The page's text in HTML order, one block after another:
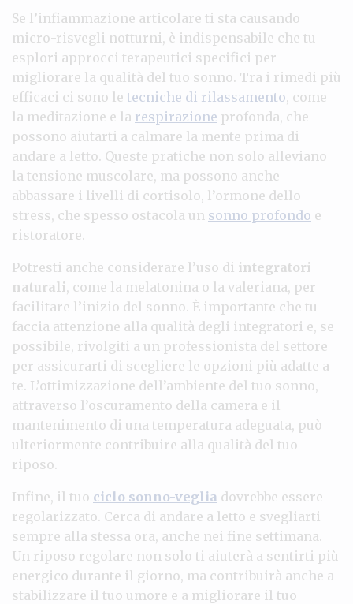
Se l’infiammazione articolare ti sta causando
micro-risvegli notturni, è indispensabile che tu
esplori approcci terapeutici specifici per
migliorare la qualità del tuo sonno. Tra i rimedi più
efficaci ci sono le tecniche di rilassamento, come
la meditazione e la respirazione profonda, che
possono aiutarti a calmare la mente prima di
andare a letto. Queste pratiche non solo alleviano
la tensione muscolare, ma possono anche
abbassare i livelli di cortisolo, l’ormone dello
stress, che spesso ostacola un sonno profondo e
ristoratore.
Potresti anche considerare l’uso di integratori
naturali, come la melatonina o la valeriana, per
facilitare l’inizio del sonno. È importante che tu
faccia attenzione alla qualità degli integratori e, se
possibile, rivolgiti a un professionista del settore
per assicurarti di scegliere le opzioni più adatte a
te. L’ottimizzazione dell’ambiente del tuo sonno,
attraverso l’oscuramento della camera e il
mantenimento di una temperatura adeguata, può
ulteriormente contribuire alla qualità del tuo
riposo.
Infine, il tuo ciclo sonno-veglia dovrebbe essere
regolarizzato. Cerca di andare a letto e svegliarti
sempre alla stessa ora, anche nei fine settimana.
Un riposo regolare non solo ti aiuterà a sentirti più
energico durante il giorno, ma contribuirà anche a
stabilizzare il tuo umore e a migliorare il tuo